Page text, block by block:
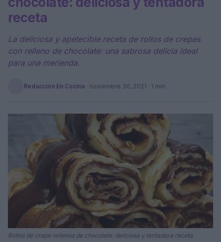
receta
La deliciosa y apetecible receta de rollos de crepes
con relleno de chocolate: una sabrosa delicia ideal
para una merienda.
Redacción En Cocina · noviembre 30, 2021 · 1 min
Rollos de crepe rellenos de chocolate: deliciosa y tentadora receta